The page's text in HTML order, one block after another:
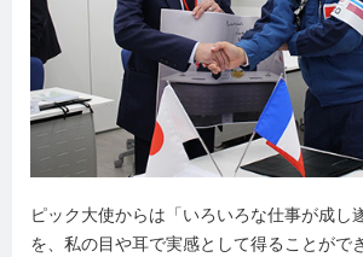
ピック大使からは「いろいろな仕事が成し
を、私の目や耳で実感として得ることがで